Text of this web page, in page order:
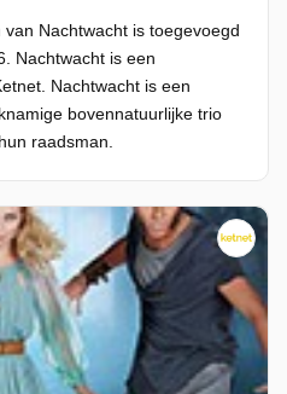
Nachtwacht is toegevoegd
Nachtwacht is een
Nachtwacht is een
bovennatuurlijke trio
raadsman.